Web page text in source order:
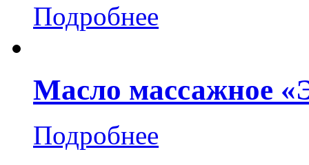
Подробнее
Масло массажное
Подробнее